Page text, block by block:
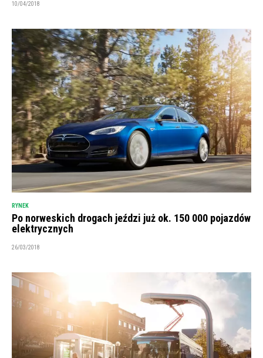
10/04/2018
RYNEK
Po norweskich drogach jeździ już ok. 150 000 pojazdów
elektrycznych
26/03/2018